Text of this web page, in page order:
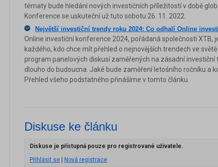
tématy bude hledání nových investičních příležitostí v době
Konference se uskuteční už tuto sobotu 26. 11. 2022.
Největší investiční trendy roku 2024: Co odhalí Online
Online investiční konference 2024, pořádaná společností XTB,
každého, kdo chce mít přehled o nejnovějších trendech ve
program panelových diskusí zaměřených na zásadní
dlouho do budoucna. Jaké bude zaměření letošního ročníku a
Přehled všeho podstatného přinášíme v tomto článku.
Diskuse ke článku
Diskuse je přístupná pouze pro registrované uživatele.
Přihlásit se
Nová registrace